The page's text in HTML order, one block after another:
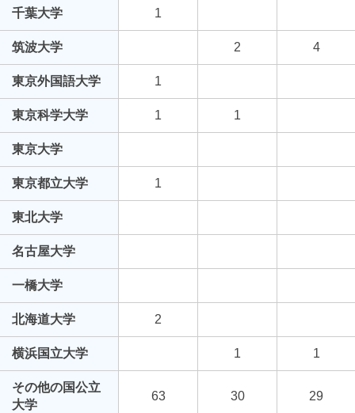
千葉大学 1
筑波大学 2 4
東京外国語大学 1
東京科学大学 1 1
東京大学
東京都立大学 1
東北大学
名古屋大学
一橋大学
北海道大学 2
横浜国立大学 1 1
その他の国公立
大学
63 30 29